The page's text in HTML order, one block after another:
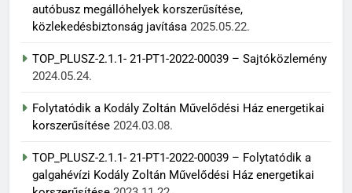
autóbusz megállóhelyek korszerűsítése,
közlekedésbiztonság javítása 2025.05.22.
TOP_PLUSZ-2.1.1- 21-PT1-2022-00039 – Sajtóközlemény
2024.05.24.
Folytatódik a Kodály Zoltán Művelődési Ház energetikai
korszerűsítése 2024.03.08.
TOP_PLUSZ-2.1.1- 21-PT1-2022-00039 – Folytatódik a
galgahévízi Kodály Zoltán Művelődési Ház energetikai